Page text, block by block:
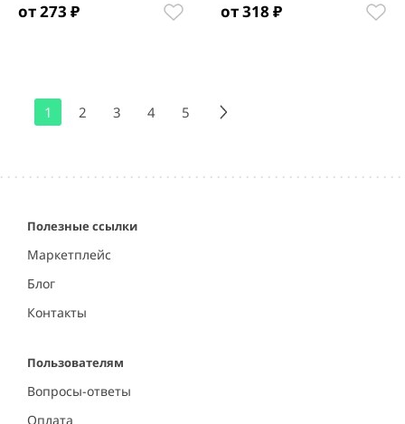
от 273 ₽ от 318 ₽
1 2 3 4 5
Полезные ссылки
Маркетплейс
Блог
Контакты
Пользователям
Вопросы-ответы
Оплата